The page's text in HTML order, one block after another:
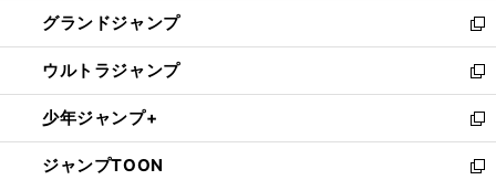
で
開
く
ド
ウ
で
開
く
ィ
ン
ド
ウ
で
開
く
い
ウ
ィ
ン
ド
ウ
で
グランドジャンプ
新
し
い
ウ
ィ
ン
ド
ウルトラジャンプ
新
し
い
ウ
ィ
少年ジャンプ+
新
し
い
ジャンプTOON
新